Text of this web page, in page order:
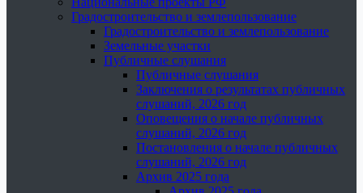
Градостроительство и землепользование
Градостроительство и землепользование
Земельные участки
Публичные слушания
Публичные слушания
Заключения о результатах публичных
слушаний, 2026 год
Оповещения о начале публичных
слушаний, 2026 год
Постановления о начале публичных
слушаний, 2026 год
Архив 2025 года